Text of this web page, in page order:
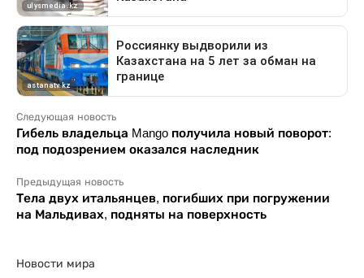
Следующая новость
Гибель владельца Mango получила новый поворот:
под подозрением оказался наследник
Предыдущая новость
Тела двух итальянцев, погибших при погружении
на Мальдивах, подняты на поверхность
Новости мира